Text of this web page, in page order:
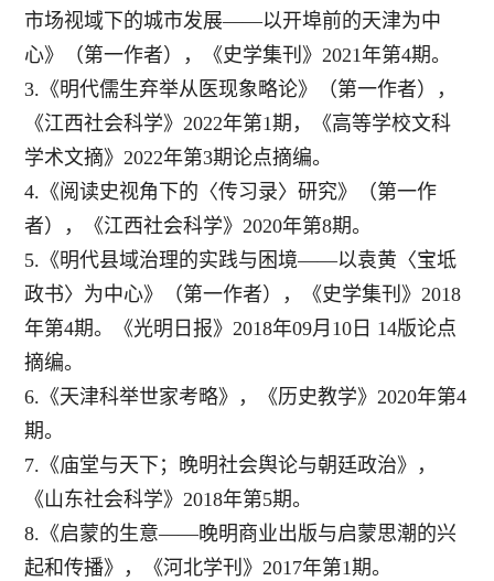
市场视域下的城市发展——以开埠前的天津为中
心》（第一作者），《史学集刊》2021年第4期。
3.《明代儒生弃举从医现象略论》（第一作者），
《江西社会科学》2022年第1期，《高等学校文科
学术文摘》2022年第3期论点摘编。
4.《阅读史视角下的〈传习录〉研究》（第一作
者），《江西社会科学》2020年第8期。
5.《明代县域治理的实践与困境——以袁黄〈宝坻
政书〉为中心》（第一作者），《史学集刊》2018
年第4期。《光明日报》2018年09月10日 14版论点
摘编。
6.《天津科举世家考略》，《历史教学》2020年第4
期。
7.《庙堂与天下；晚明社会舆论与朝廷政治》，
《山东社会科学》2018年第5期。
8.《启蒙的生意——晚明商业出版与启蒙思潮的兴
起和传播》，《河北学刊》2017年第1期。